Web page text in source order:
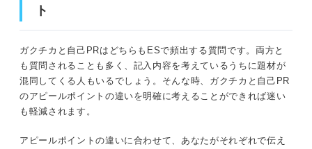
ト
ガクチカと自己PRはどちらもESで頻出する質問です。両方と
も質問されることも多く、記入内容を考えているうちに題材が
混同してくる人もいるでしょう。そんな時、ガクチカと自己PR
のアピールポイントの違いを明確に考えることができれば迷い
も軽減されます。
アピールポイントの違いに合わせて、あなたがそれぞれで伝え